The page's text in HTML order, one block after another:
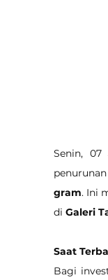
Senin,
gram. Ini
di Galeri
Saat
Bagi